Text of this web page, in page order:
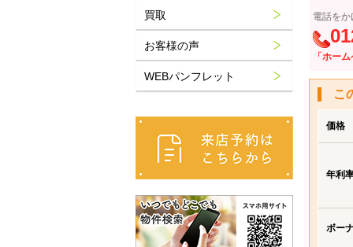
電話を
「ホー
こ
価格
年利
ボー
買取
お客様の声
WEBパンフレット